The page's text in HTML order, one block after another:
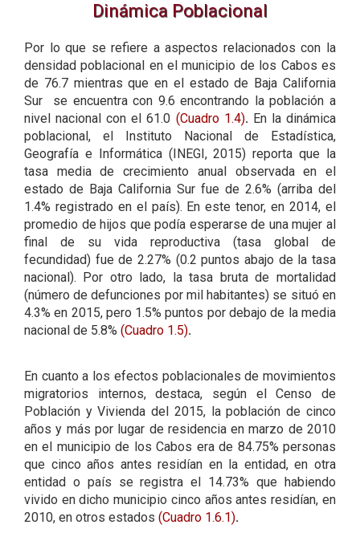
Dinámica Poblacional
Por lo que se refiere a aspectos relacionados con la
densidad poblacional en el municipio de los Cabos es
de 76.7 mientras que en el estado de Baja California
Sur se encuentra con 9.6 encontrando la población a
nivel nacional con el 61.0 (Cuadro 1.4).En la dinámica
poblacional, el Instituto Nacional de Estadística,
Geografía e Informática (INEGI, 2015) reporta que la
tasa media de crecimiento anual observada en el
estado de Baja California Sur fue de 2.6% (arriba del
1.4% registrado en el país). En este tenor, en 2014, el
promedio de hijos que podía esperarse de una mujer al
final de su vida reproductiva (tasa global de
fecundidad) fue de 2.27% (0.2 puntos abajo de la tasa
nacional). Por otro lado, la tasa bruta de mortalidad
(número de defunciones por mil habitantes) se situó en
4.3% en 2015, pero 1.5% puntos por debajo de la media
nacional de 5.8% (Cuadro 1.5).
En cuanto a los efectos poblacionales de movimientos
migratorios internos, destaca, según el Censo de
Población y Vivienda del 2015, la población de cinco
años y más por lugar de residencia en marzo de 2010
en el municipio de los Cabos era de 84.75% personas
que cinco años antes residían en la entidad, en otra
entidad o país se registra el 14.73% que habiendo
vivido en dicho municipio cinco años antes residían, en
2010, en otros estados (Cuadro 1.6.1).